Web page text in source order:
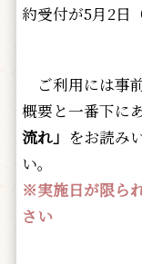
約受付が5月2日
ご利用には事
概要と一番下に
流れ」 をお読み
い。
※実施日が限ら
さい